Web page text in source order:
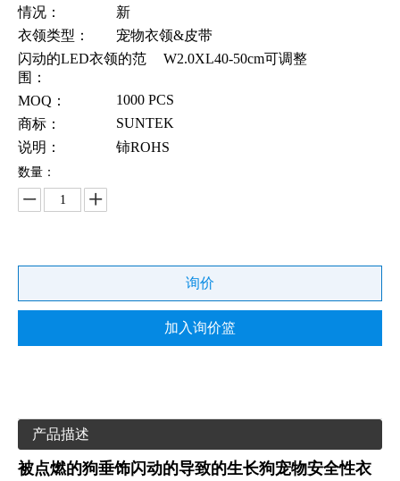
情况：
新
衣领类型：
宠物衣领&皮带
闪动的LED衣领的范
围：
W2.0XL40-50cm可调整
MOQ：
1000 PCS
商标：
SUNTEK
说明：
铈ROHS
数量：
询价
加入询价篮
产品描述
被点燃的狗垂饰闪动的导致的生长狗宠物安全性衣